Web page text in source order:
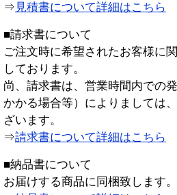
⇒ 見積書について詳細はこちら
■請求書について
ご注文時に希望されたお客様に
しております。
尚、請求書は、営業時間内での
かかる場合等）によりましては
ざいます。
⇒請求書について詳細はこちら
■納品書について
お届けする商品に同梱致します。